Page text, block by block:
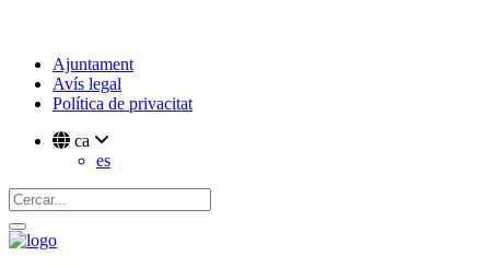
Ajuntament
Avís legal
Política de privacitat
ca
es